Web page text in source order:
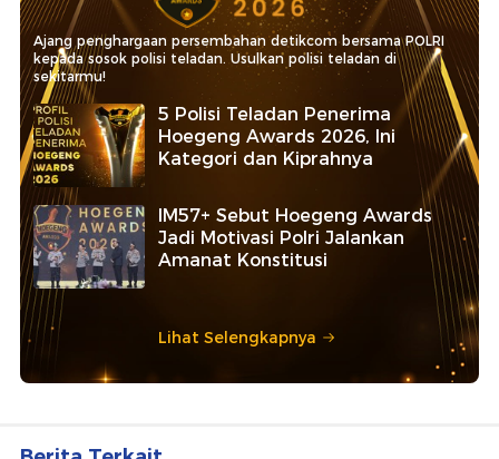
Ajang penghargaan persembahan detikcom bersama POLRI
kepada sosok polisi teladan. Usulkan polisi teladan di
sekitarmu!
5 Polisi Teladan Penerima
Hoegeng Awards 2026, Ini
Kategori dan Kiprahnya
IM57+ Sebut Hoegeng Awards
Jadi Motivasi Polri Jalankan
Amanat Konstitusi
Lihat Selengkapnya